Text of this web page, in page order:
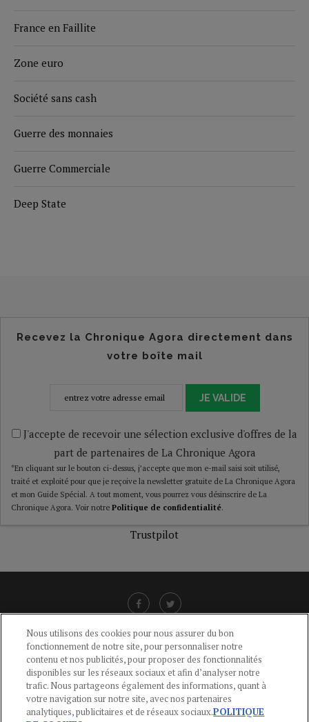
France en Faillite
Zone euro
Société sans cash
Guerre des monnaies
Guerre Commerciale
Deep State
Recevez la Chronique Agora directement dans
votre boîte mail
JE VALIDE
J'accepte de recevoir une sélection exclusive d'offres de la
part de partenaires de La Chronique Agora
*En cliquant sur le bouton ci-dessus, j’accepte que mon e-mail saisi soit utilisé,
traité et exploité pour que je reçoive la newsletter gratuite de La Chronique Agora
et mon Guide Spécial. A tout moment, vous pourrez vous désinscrire de La
Chronique Agora. Voir notre Politique de confidentialité.
Trustpilot
LIENS UTILES
CGU-POLITIQUE DE CONFIDENTIALITÉ -POLITIQUE DES COOKIES
MENTIONS LÉGALES -AIDE
CONTACT
Nous utilisons des cookies pour nous assurer du bon
fonctionnement de notre site, pour personnaliser notre
contenu et nos publicités, pour proposer des fonctionnalités
disponibles sur les réseaux sociaux et afin d’analyser notre
trafic. Nous partageons également des informations, quant à
votre navigation sur notre site, avec nos partenaires
analytiques, publicitaires et de réseaux sociaux.POLITIQUE